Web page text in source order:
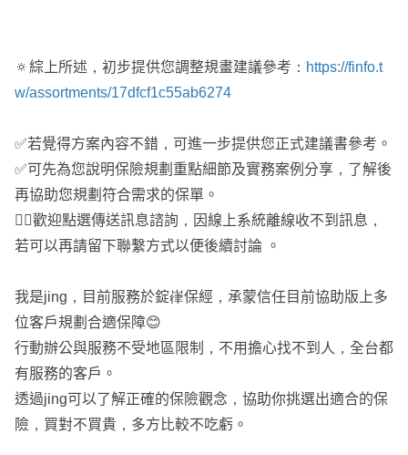
🔅綜上所述，初步提供您調整規畫建議參考： https://finfo.t
w/assortments/17dfcf1c55ab6274
✅若覺得方案內容不錯，可進一步提供您正式建議書參考。
✅可先為您說明保險規劃重點細節及實務案例分享，了解後
再協助您規劃符合需求的保單。
👉🏻歡迎點選傳送訊息諮詢，因線上系統離線收不到訊息，
若可以再請留下聯繫方式以便後續討論 。
我是jing，目前服務於錠嵂保經，承蒙信任目前協助版上多
位客戶規劃合適保障😊
行動辦公與服務不受地區限制，不用擔心找不到人，全台都
有服務的客戶。
透過jing可以了解正確的保險觀念，協助你挑選出適合的保
險，買對不買貴，多方比較不吃虧。